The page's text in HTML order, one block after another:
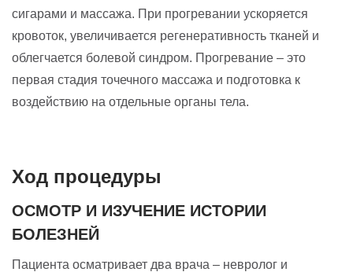
сигарами и массажа. При прогревании ускоряется
кровоток, увеличивается регенеративность тканей и
облегчается болевой синдром. Прогревание – это
первая стадия точечного массажа и подготовка к
воздействию на отдельные органы тела.
Ход процедуры
ОСМОТР И ИЗУЧЕНИЕ ИСТОРИИ
БОЛЕЗНЕЙ
Пациента осматривает два врача – невролог и